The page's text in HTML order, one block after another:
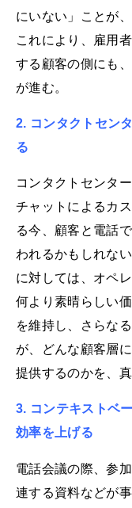
にいない」ことが
これにより、雇用
する顧客の側にも
が進む。
2. コンタクトセン
る
コンタクトセンタ
チャットによるカ
る今、顧客と電話
われるかもしれな
に対しては、オペ
何より素晴らしい
を維持し、さらな
が、どんな顧客層
提供するのかを、
3. コンテキストベ
効率を上げる
電話会議の際、参
連する資料などが